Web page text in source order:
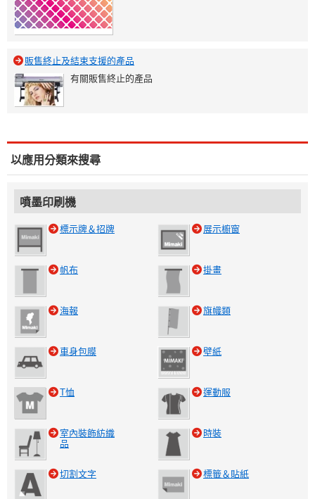
販售終止及結束支援的產品
有關販售終止的產品
以應用分類來搜尋
噴墨印刷機
標示牌＆招牌 展示櫥窗
帆布 掛畫
海報 旗幟類
車身包膜 壁紙
T恤 運動服
室內裝飾紡織
品
時裝
切割文字 標籤＆貼紙